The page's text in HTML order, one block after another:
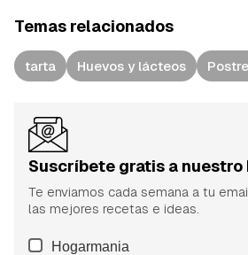
Temas relacionados
tarta Huevos y lácteos
Suscríbete gratis a nuestro
Te enviamos cada semana a tu
las mejores recetas e ideas.
Hogarmania